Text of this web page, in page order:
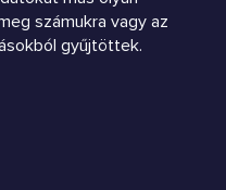
számukra vagy az
gyűjtöttek.